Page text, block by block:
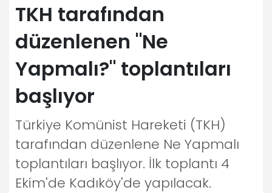
TKH tarafından
düzenlenen "Ne
Yapmalı?" toplantıları
başlıyor
Türkiye Komünist Hareketi (TKH)
tarafından düzenlene Ne Yapmalı
toplantıları başlıyor. İlk toplantı 4
Ekim'de Kadıköy'de yapılacak.